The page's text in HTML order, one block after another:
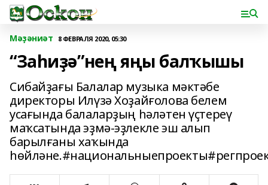
Мәҙәниәт 8 ФЕВРАЛЯ 2020, 05:30
“Заһиҙә”нең яңы балҡышы
Сибайҙағы Балалар музыка мәктәбе
директоры Илүзә Хоҙайғолова белем
усағында балаларҙың һәләтен үҫтереү
маҡсатында эҙмә-эҙлекле эш алып
барылғаны хаҡында